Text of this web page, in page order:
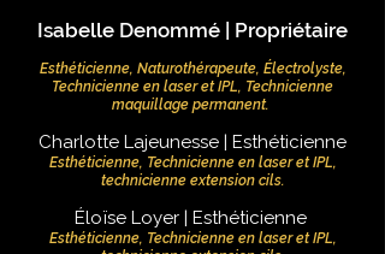
Isabelle Denommé | Propriétaire
Esthéticienne, Naturothérapeute, Électrolyste,
Technicienne en laser et IPL, Technicienne
maquillage permanent.
Charlotte Lajeunesse | Esthéticienne
Esthéticienne, Technicienne en laser et IPL,
technicienne extension cils.
Éloïse Loyer | Esthéticienne
Esthéticienne, Technicienne en laser et IPL,